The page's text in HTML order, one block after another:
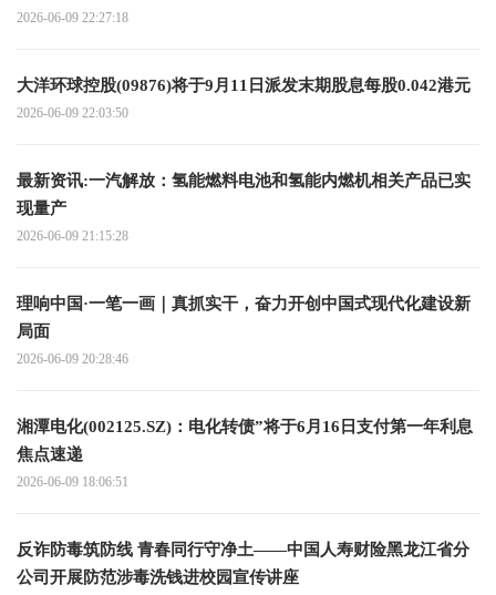
2026-06-09 22:27:18
大洋环球控股(09876)将于9月11日派发末期股息每股0.042港元
2026-06-09 22:03:50
最新资讯:一汽解放：氢能燃料电池和氢能内燃机相关产品已实
现量产
2026-06-09 21:15:28
理响中国·一笔一画｜真抓实干，奋力开创中国式现代化建设新
局面
2026-06-09 20:28:46
湘潭电化(002125.SZ)：电化转债”将于6月16日支付第一年利息
焦点速递
2026-06-09 18:06:51
反诈防毒筑防线 青春同行守净土——中国人寿财险黑龙江省分
公司开展防范涉毒洗钱进校园宣传讲座